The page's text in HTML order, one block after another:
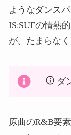
ようなダンス
IS:SUEの情熱
が、たまらな
ダ
原曲のR&B要